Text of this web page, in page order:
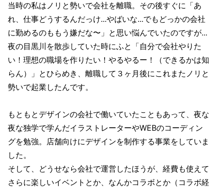
当時の私はノリと勢いで会社を離職。その後すぐに「あ
れ、仕事どうするんだっけ...やばいな...でもどっかの会社
に勤めるのももう嫌だな〜」と思い悩んでいたのですが...
夜の目黒川を散歩していた時にふと「自分で会社やりた
い！理想の職場を作りたい！やるやるー！（できるかは知
らん）」とひらめき、離職して３ヶ月後にこれまたノリと
勢いで起業したんです。
もともとデザインの会社で働いていたこともあって、夜な
夜な独学で学んだイラストレーターやWEBのコーディン
グを勉強。店舗向けにデザインを制作する事業をしていま
した。
そして、どうせなら会社で運営したほうが、経費も使えて
さらに楽しいイベントとか、なんかコラボとか（コラボ経